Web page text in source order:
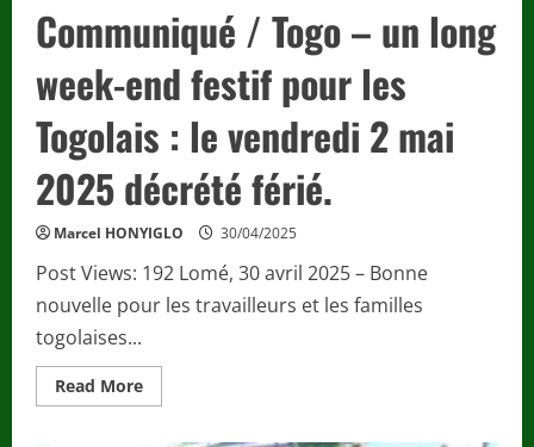
Communiqué / Togo – un long
week-end festif pour les
Togolais : le vendredi 2 mai
2025 décrété férié.
Marcel HONYIGLO 30/04/2025
Post Views: 192 Lomé, 30 avril 2025 – Bonne
nouvelle pour les travailleurs et les familles
togolaises...
Read MoreRead
more